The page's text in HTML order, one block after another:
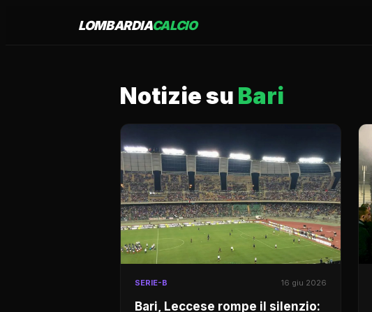
LOMBARDIACALCIO
Notizie su Bari
SERIE-B 16 giu 2026
Bari, Leccese rompe il silenzio: